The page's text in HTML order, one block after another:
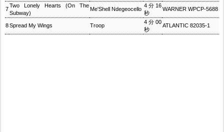
7
Two Lonely Hearts (On The
Subway)
Me'Shell Ndegeocello
4分16
秒
WARNER WPCP-5688
8Spread My Wings Troop
4分00
秒
ATLANTIC 82035-1